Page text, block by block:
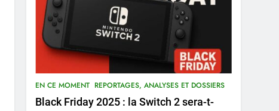
EN CE MOMENT REPORTAGES, ANALYSES ET DOSSIERS
Black Friday 2025 : la Switch 2 sera-t-